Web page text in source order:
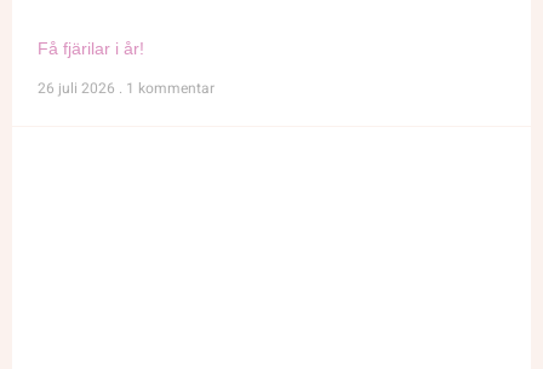
Få fjärilar i år!
26 juli 2026 1 kommentar